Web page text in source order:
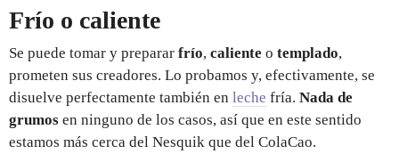
Frío o caliente
Se puede tomar y preparar frío, caliente o templado,
prometen sus creadores. Lo probamos y, efectivamente, se
disuelve perfectamente también en leche fría. Nada de
grumos en ninguno de los casos, así que en este sentido
estamos más cerca del Nesquik que del ColaCao.